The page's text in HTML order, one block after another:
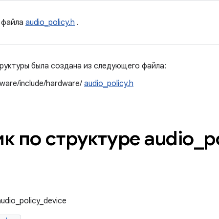
audio_policy.h .
была создана из следующего файла:
include/hardware/ audio_policy.h
по структуре audio